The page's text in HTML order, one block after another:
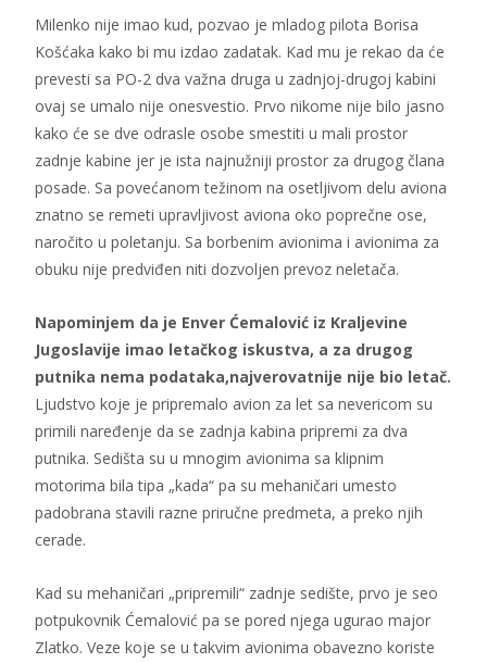
Milenko nije imao kud, pozvao je mladog pilota Borisa
Košćaka kako bi mu izdao zadatak. Kad mu je rekao da će
prevesti sa PO-2 dva važna druga u zadnjoj-drugoj kabini
ovaj se umalo nije onesvestio. Prvo nikome nije bilo jasno
kako će se dve odrasle osobe smestiti u mali prostor
zadnje kabine jer je ista najnužniji prostor za drugog člana
posade. Sa povećanom težinom na osetljivom delu aviona
znatno se remeti upravljivost aviona oko poprečne ose,
naročito u poletanju. Sa borbenim avionima i avionima za
obuku nije predviđen niti dozvoljen prevoz neletača.
Napominjem da je Enver Ćemalović iz Kraljevine
Jugoslavije imao letačkog iskustva, a za drugog
putnika nema podataka,najverovatnije nije bio letač.
Ljudstvo koje je pripremalo avion za let sa nevericom su
primili naređenje da se zadnja kabina pripremi za dva
putnika. Sedišta su u mnogim avionima sa klipnim
motorima bila tipa „kada“ pa su mehaničari umesto
padobrana stavili razne priručne predmeta, a preko njih
cerade.
Kad su mehaničari „pripremili“ zadnje sedište, prvo je seo
potpukovnik Ćemalović pa se pored njega ugurao major
Zlatko. Veze koje se u takvim avionima obavezno koriste